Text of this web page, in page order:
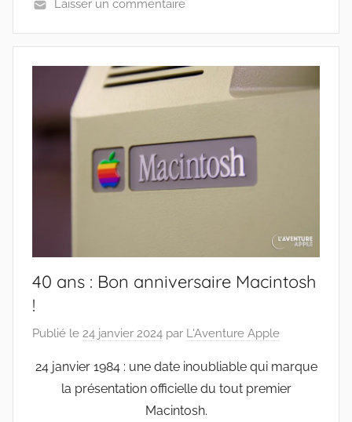
Laisser un commentaire
40 ans : Bon anniversaire Macintosh
!
Publié le 24 janvier 2024 par L'Aventure Apple
24 janvier 1984 : une date inoubliable qui marque
la présentation officielle du tout premier
Macintosh.